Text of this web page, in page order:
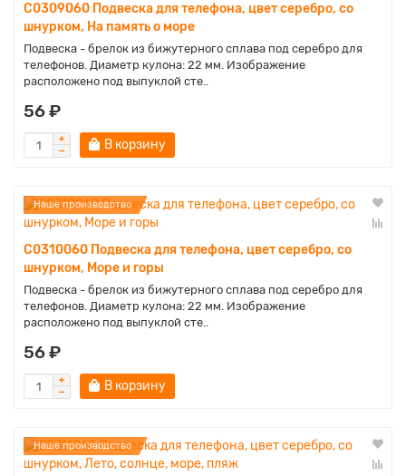
C0309060 Подвеска для телефона, цвет серебро, со
шнурком, На память о море
Подвеска - брелок из бижутерного сплава под серебро для
телефонов. Диаметр кулона: 22 мм. Изображение
расположено под выпуклой сте..
56 ₽
В корзину
Наше производство
C0310060 Подвеска для телефона, цвет серебро, со
шнурком, Море и горы
Подвеска - брелок из бижутерного сплава под серебро для
телефонов. Диаметр кулона: 22 мм. Изображение
расположено под выпуклой сте..
56 ₽
В корзину
Наше производство